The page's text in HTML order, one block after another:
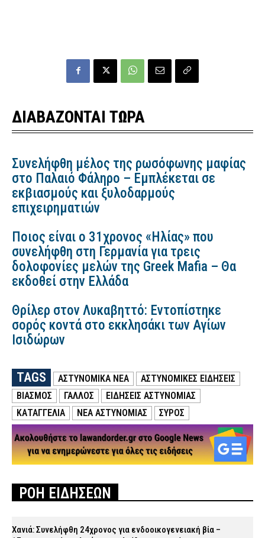
ΔΙΑΒΑΖΟΝΤΑΙ ΤΩΡΑ
Συνελήφθη μέλος της ρωσόφωνης μαφίας
στο Παλαιό Φάληρο – Εμπλέκεται σε
εκβιασμούς και ξυλοδαρμούς
επιχειρηματιών
Ποιος είναι ο 31χρονος «Ηλίας» που
συνελήφθη στη Γερμανία για τρεις
δολοφονίες μελών της Greek Mafia – Θα
εκδοθεί στην Ελλάδα
Θρίλερ στον Λυκαβηττό: Εντοπίστηκε
σορός κοντά στο εκκλησάκι των Αγίων
Ισιδώρων
TAGS ΑΣΤΥΝΟΜΙΚΑ ΝΕΑ
ΑΣΤΥΝΟΜΙΚΕΣ ΕΙΔΗΣΕΙΣ
ΒΙΑΣΜΟΣ
ΓΑΛΛΟΣ
ΕΙΔΗΣΕΙΣ ΑΣΤΥΝΟΜΙΑΣ
ΚΑΤΑΓΓΕΛΙΑ
ΝΕΑ ΑΣΤΥΝΟΜΙΑΣ ΣΥΡΟΣ
ΡΟΗ ΕΙΔΗΣΕΩΝ
Χανιά: Συνελήφθη 24χρονος για ενδοοικογενειακή βία –